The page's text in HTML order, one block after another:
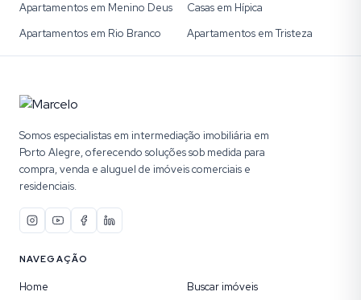
Apartamentos em Menino Deus
Casas em Hípica
Apartamentos em Rio Branco
Apartamentos em Tristeza
Somos especialistas em intermediação imobiliária em
Porto Alegre, oferecendo soluções sob medida para
compra, venda e aluguel de imóveis comerciais e
residenciais.
NAVEGAÇÃO
Home Buscar imóveis